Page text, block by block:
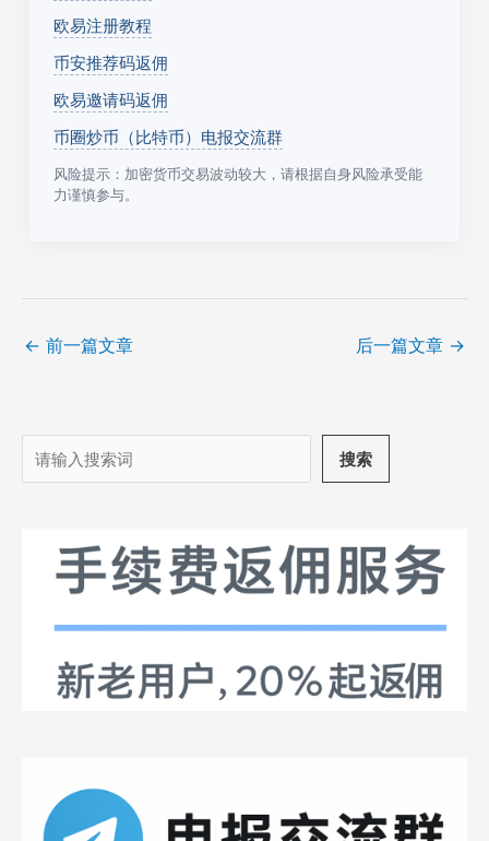
欧易注册教程
币安推荐码返佣
欧易邀请码返佣
币圈炒币（比特币）电报交流群
风险提示：加密货币交易波动较大，请根据自身风险承受能
力谨慎参与。
← 前一篇文章 后一篇文章 →
搜
索
搜索